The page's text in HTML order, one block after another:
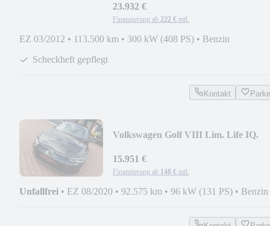
23.932 €
Finanzierung ab 222 € mtl.
EZ 03/2012 • 113.500 km • 300 kW (408 PS) • Benzin
Scheckheft gepflegt
Kontakt
Volkswagen Golf VIII Lim. Life IQ.
15.951 €
Finanzierung ab 148 € mtl.
Unfallfrei • EZ 08/2020 • 92.575 km • 96 kW (131 PS) • Benzin